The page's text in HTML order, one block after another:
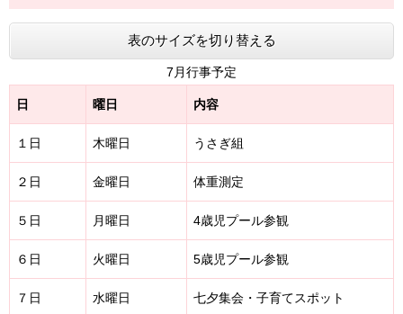
表のサイズを切り替える
7月行事予定
日 曜日 内容
１日 木曜日 うさぎ組
２日 金曜日 体重測定
５日 月曜日 4歳児プール参観
６日 火曜日 5歳児プール参観
７日 水曜日 七夕集会・子育てスポット